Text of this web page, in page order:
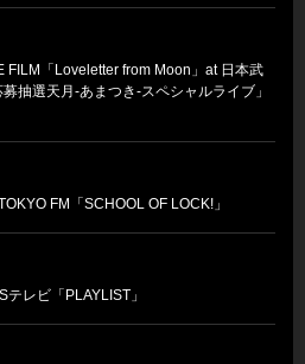
FILM「Loveletter from Moon」at 日本武
抽選天月-あまつき-スペシャルライブ」
FM「SCHOOL OF LOCK!」
レビ「PLAYLIST」